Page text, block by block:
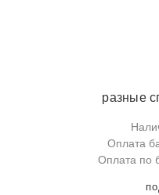
разные
Оплата
Оплата по